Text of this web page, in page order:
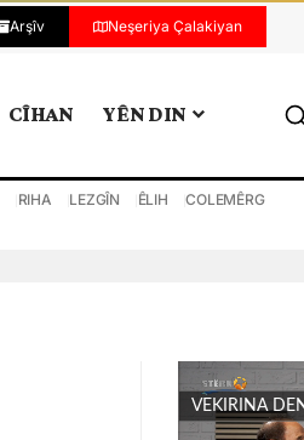
Arşîv Neşeriya Çalakiyan
CÎHAN YÊN DIN
RIHA LEZGÎN ÊLIH COLEMÊRG
VEKIRINA